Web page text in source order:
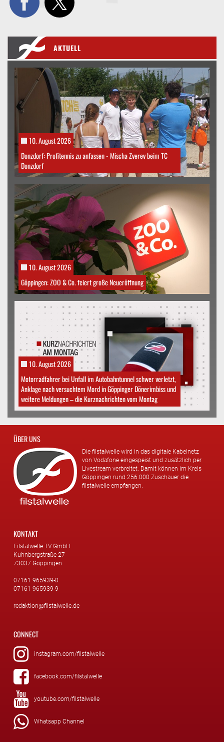
AKTUELL
10. August 2026
Donzdorf: Profitennis zu anfassen - Mischa Zverev beim TC
Donzdorf
10. August 2026
Göppingen: ZOO & Co. feiert große Neueröffnung
10. August 2026
Motorradfahrer bei Unfall im Autobahntunnel schwer verletzt,
Anklage nach versuchtem Mord in Göppinger Dönerimbiss und
weitere Meldungen – die Kurznachrichten vom Montag
ÜBER UNS
Die filstalwelle wird in das digitale Kabelnetz
von Vodafone eingespeist und zusätzlich per
Livestream verbreitet. Damit können im Kreis
Göppingen rund 256.000 Zuschauer die
filstalwelle empfangen.
KONTAKT
Filstalwelle TV GmbH
Kuhnbergstraße 27
73037 Göppingen
07161 965939-0
07161 965939-9
redaktion@filstalwelle.de
CONNECT
instagram.com/filstalwelle
facebook.com/filstalwelle
youtube.com/filstalwelle
Whatsapp Channel